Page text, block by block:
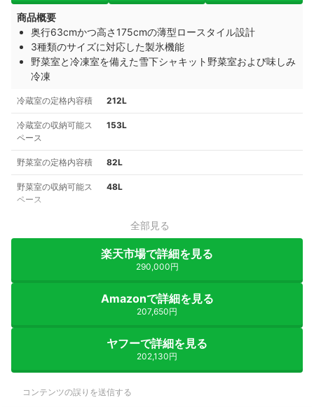
商品概要
奥行63cmかつ高さ175cmの薄型ロースタイル設計
3種類のサイズに対応した製氷機能
野菜室と冷凍室を備えた雪下シャキット野菜室および味しみ
冷凍
冷蔵室の定格内容積 212L
冷蔵室の収納可能ス
ペース
153L
野菜室の定格内容積 82L
野菜室の収納可能ス
ペース
48L
全部見る
楽天市場で詳細を見る
290,000円
Amazonで詳細を見る
207,650円
ヤフーで詳細を見る
202,130円
コンテンツの誤りを送信する